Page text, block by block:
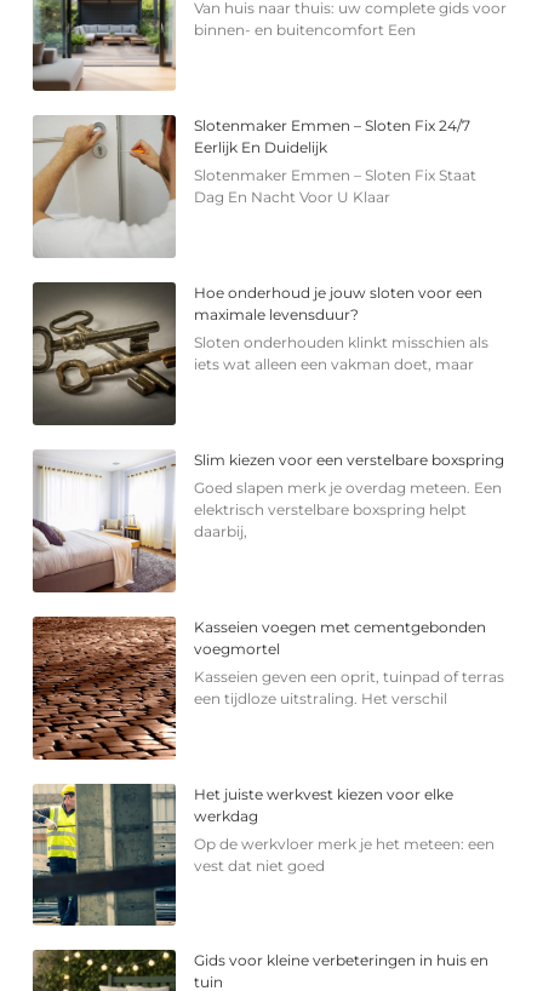
Van huis naar thuis: uw complete gids voor
binnen- en buitencomfort Een
Slotenmaker Emmen – Sloten Fix 24/7
Eerlijk En Duidelijk
Slotenmaker Emmen – Sloten Fix Staat
Dag En Nacht Voor U Klaar
Hoe onderhoud je jouw sloten voor een
maximale levensduur?
Sloten onderhouden klinkt misschien als
iets wat alleen een vakman doet, maar
Slim kiezen voor een verstelbare boxspring
Goed slapen merk je overdag meteen. Een
elektrisch verstelbare boxspring helpt
daarbij,
Kasseien voegen met cementgebonden
voegmortel
Kasseien geven een oprit, tuinpad of terras
een tijdloze uitstraling. Het verschil
Het juiste werkvest kiezen voor elke
werkdag
Op de werkvloer merk je het meteen: een
vest dat niet goed
Gids voor kleine verbeteringen in huis en
tuin